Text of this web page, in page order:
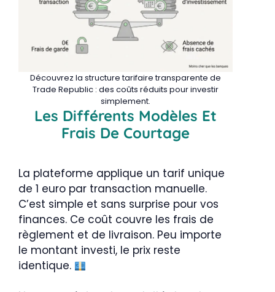
Découvrez la structure tarifaire transparente de
Trade Republic : des coûts réduits pour investir
simplement.
Les Différents Modèles Et
Frais De Courtage
La plateforme applique un tarif unique
de 1 euro par transaction manuelle.
C’est simple et sans surprise pour vos
finances. Ce coût couvre les frais de
règlement et de livraison. Peu importe
le montant investi, le prix reste
identique.